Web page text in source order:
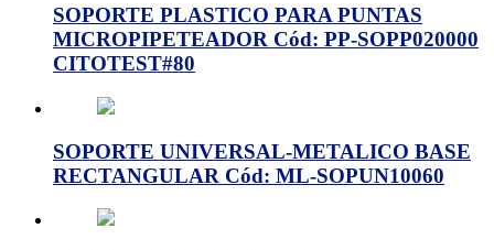
SOPORTE PLASTICO PARA PUNTAS
MICROPIPETEADOR Cód: PP-SOPP020000
CITOTEST#80
SOPORTE UNIVERSAL-METALICO BASE
RECTANGULAR Cód: ML-SOPUN10060